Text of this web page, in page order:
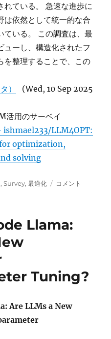
れている。 急速な進歩に
は依然として統一的な合
ている。 この調査は、最
ューし、構造化されたフ
を整理することで、この
）
(Wed, 10 Sep 2025
活用のサーベイ
ishmael233/LLM4OPT:
optimization,
solving
,Survey,最適化
A
Large
Optimization:
From
to
コメント
Llama:
Tuning?
Are LLMs a New